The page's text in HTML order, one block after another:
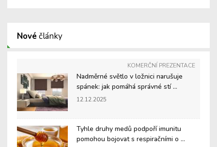
Nové články
KOMERČNÍ PREZENTACE
Nadměrné světlo v ložnici narušuje
spánek: jak pomáhá správné stí ...
12.12.2025
Tyhle druhy medů podpoří imunitu
pomohou bojovat s respiračními o ...